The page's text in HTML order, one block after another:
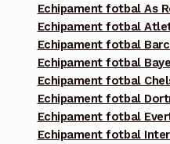
Echipament fotbal As
Echipament fotbal
Echipament fotbal
Echipament fotbal
Echipament fotbal
Echipament fotbal
Echipament fotbal
Echipament fotbal